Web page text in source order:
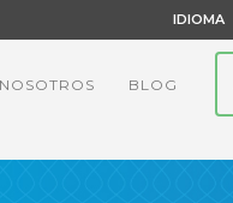
IDIOMA
BLOG